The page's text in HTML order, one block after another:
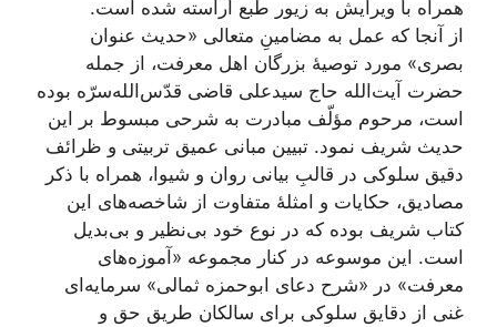
همراه با ویرایش به زیور طبع آراسته شده است.
از آنجا که عمل به مضامینِ متعالی «حدیث عنوان
بصری» مورد توصیۀ بزرگان اهل معرفت، از جمله
حضرت آیت‌الله حاج سید‌علی قاضی قدّس‌الله‌سرّه بوده‌
است، مرحوم مؤلّف مبادرت به شرحی مبسوط بر این
حدیث شریف نمود. تبیین مبانی عمیق تربیتی و ظرائف
دقیق سلوکی در قالبِ بیانی روان و شیوا، همراه با ذکر
مصادیق، حکایات و امثلۀ متفاوت از شاخصه‌های این
کتاب شریف بوده که در نوع خود بی‌نظیر و بی‌بدیل
است. این موسوعه در کنار مجموعه «آموزه‌های
معرفت» در «شرح دعای ابوحمزه ثمالی» سرمایه‌ای
غنی از دقایق سلوکی برای سالکان طریق حق و